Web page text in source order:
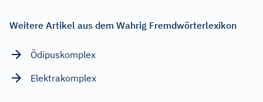
Weitere Artikel aus dem Wahrig Fremdwörterlexikon
Ödipuskomplex
Elektrakomplex